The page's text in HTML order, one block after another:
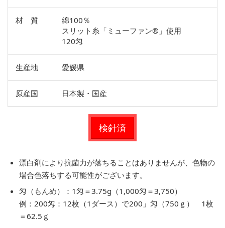
材 質
綿100％
スリット糸「ミューファン®」使用
120匁
生産地 愛媛県
原産国 日本製・国産
検針済
漂白剤により抗菌力が落ちることはありませんが、色物の
場合色落ちする可能性がございます。
匁（もんめ）：1匁＝3.75g（1,000匁＝3,750）
例：200匁：12枚（1ダース）で200」匁（750ｇ） 1枚
＝62.5ｇ